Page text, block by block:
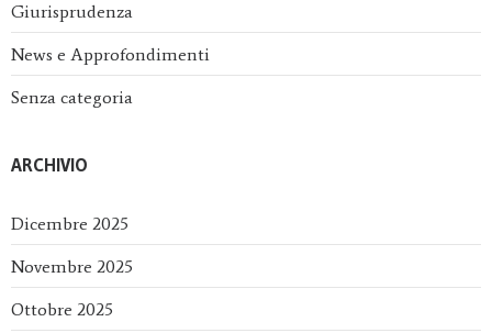
Giurisprudenza
News e Approfondimenti
Senza categoria
ARCHIVIO
Dicembre 2025
Novembre 2025
Ottobre 2025